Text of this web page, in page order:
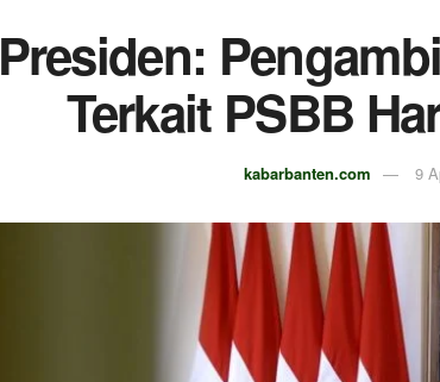
Presiden:
Terkait PSBB
kabarbanten.com 9